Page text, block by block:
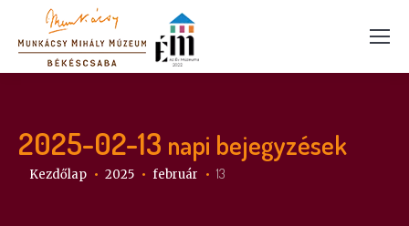
2025-02-13 napi bejegyzések
Itt vagy:
Kezdőlap 2025 február 13